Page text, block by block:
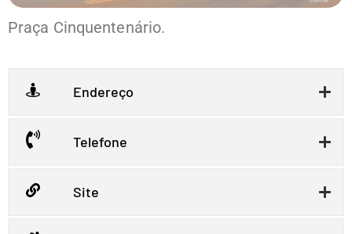
Praça Cinquentenário.
Endereço
Telefone
Site